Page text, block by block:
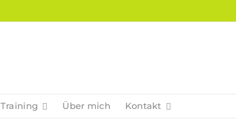
Training Über mich Kontakt